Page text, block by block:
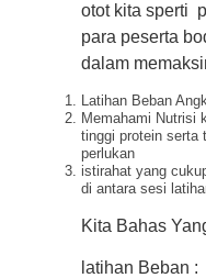
otot kita sperti
para peserta
dalam
Latihan Beban
Memahami Nutrisi
tinggi protein serta
perlukan
istirahat yang
di antara sesi
Kita Bahas
latihan Beban :